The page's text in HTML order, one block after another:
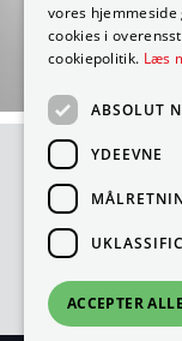
vores
cookies i
cookiepolitik. Læs
ABSOLUT
YDEEVNE
ACCEPTER ALLE